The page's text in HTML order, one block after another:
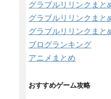
グラブルリリンクまと
グラブルリリンクまと
グラブルリリンクまと
ブログランキング
アニメまとめ
おすすめゲーム攻略